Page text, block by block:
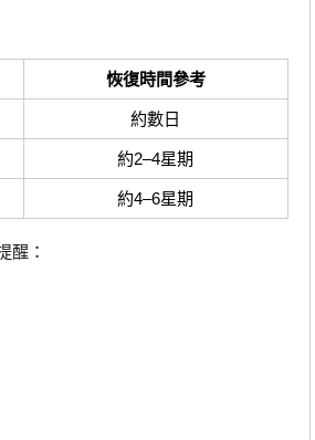
恢復時間參考
約數日
約2–4星期
約4–6星期
：